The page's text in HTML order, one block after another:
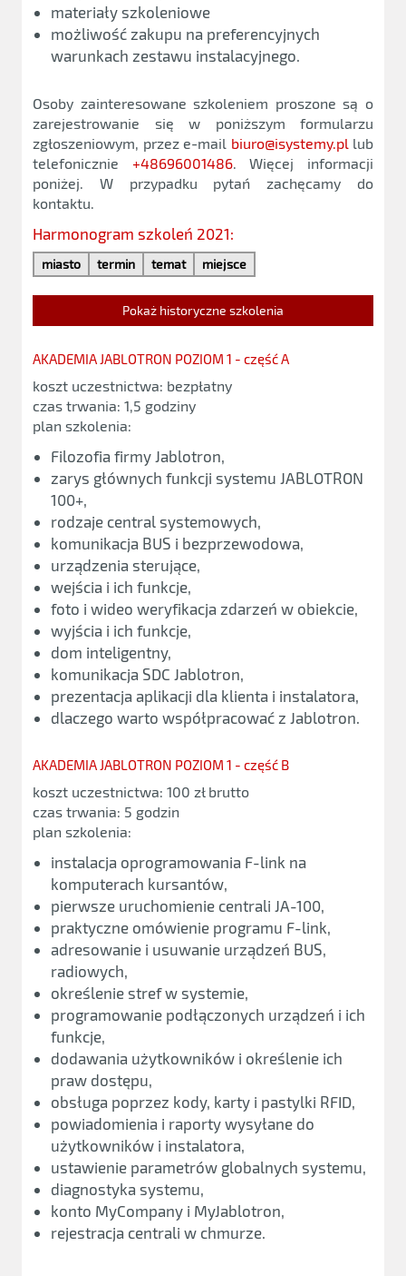
materiały szkoleniowe
możliwość zakupu na preferencyjnych
warunkach zestawu instalacyjnego.
Osoby zainteresowane szkoleniem proszone są o
zarejestrowanie się w poniższym formularzu
zgłoszeniowym, przez e-mail biuro@isystemy.pllub
telefonicznie +48696001486. Więcej informacji
poniżej. W przypadku pytań zachęcamy do
kontaktu.
Harmonogram szkoleń 2021:
miasto termin temat miejsce
Pokaż historyczne szkolenia
AKADEMIA JABLOTRON POZIOM 1 - część A
koszt uczestnictwa: bezpłatny
czas trwania: 1,5 godziny
plan szkolenia:
Filozofia firmy Jablotron,
zarys głównych funkcji systemu JABLOTRON
100+,
rodzaje central systemowych,
komunikacja BUS i bezprzewodowa,
urządzenia sterujące,
wejścia i ich funkcje,
foto i wideo weryfikacja zdarzeń w obiekcie,
wyjścia i ich funkcje,
dom inteligentny,
komunikacja SDC Jablotron,
prezentacja aplikacji dla klienta i instalatora,
dlaczego warto współpracować z Jablotron.
AKADEMIA JABLOTRON POZIOM 1 - część B
koszt uczestnictwa: 100 zł brutto
czas trwania: 5 godzin
plan szkolenia:
instalacja oprogramowania F-link na
komputerach kursantów,
pierwsze uruchomienie centrali JA-100,
praktyczne omówienie programu F-link,
adresowanie i usuwanie urządzeń BUS,
radiowych,
określenie stref w systemie,
programowanie podłączonych urządzeń i ich
funkcje,
dodawania użytkowników i określenie ich
praw dostępu,
obsługa poprzez kody, karty i pastylki RFID,
powiadomienia i raporty wysyłane do
użytkowników i instalatora,
ustawienie parametrów globalnych systemu,
diagnostyka systemu,
konto MyCompany i MyJablotron,
rejestracja centrali w chmurze.